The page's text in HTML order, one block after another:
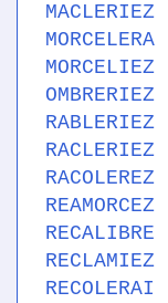
MACLERIEZ
MORCELERA
MORCELIEZ
OMBRERIEZ
RABLERIEZ
RACLERIEZ
RACOLEREZ
REAMORCEZ
RECALIBRE
RECLAMIEZ
RECOLERAI